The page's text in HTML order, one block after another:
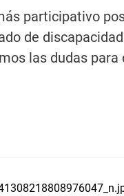
participativo
de
las dudas